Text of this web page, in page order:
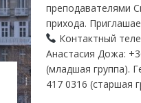
преподавателями
прихода.
Контактный
Анастасия Дожа:
(младшая группа).
417 0316 (старшая